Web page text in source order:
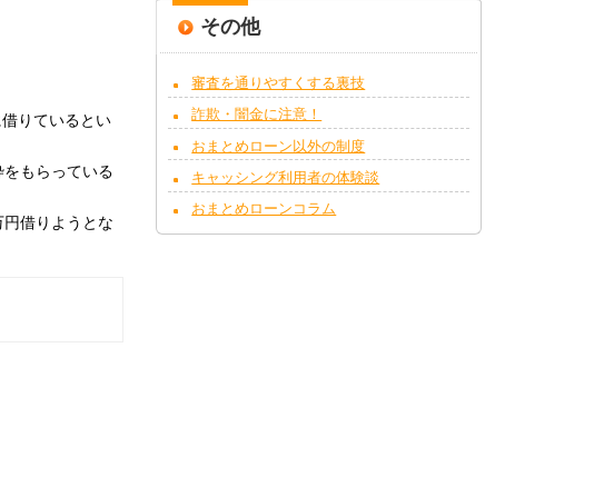
りているとい
もらっている
借りようとな
その他
審査を通りやすくする裏技
詐欺・闇金に注意！
おまとめローン以外の制度
キャッシング利用者の体験談
おまとめローンコラム